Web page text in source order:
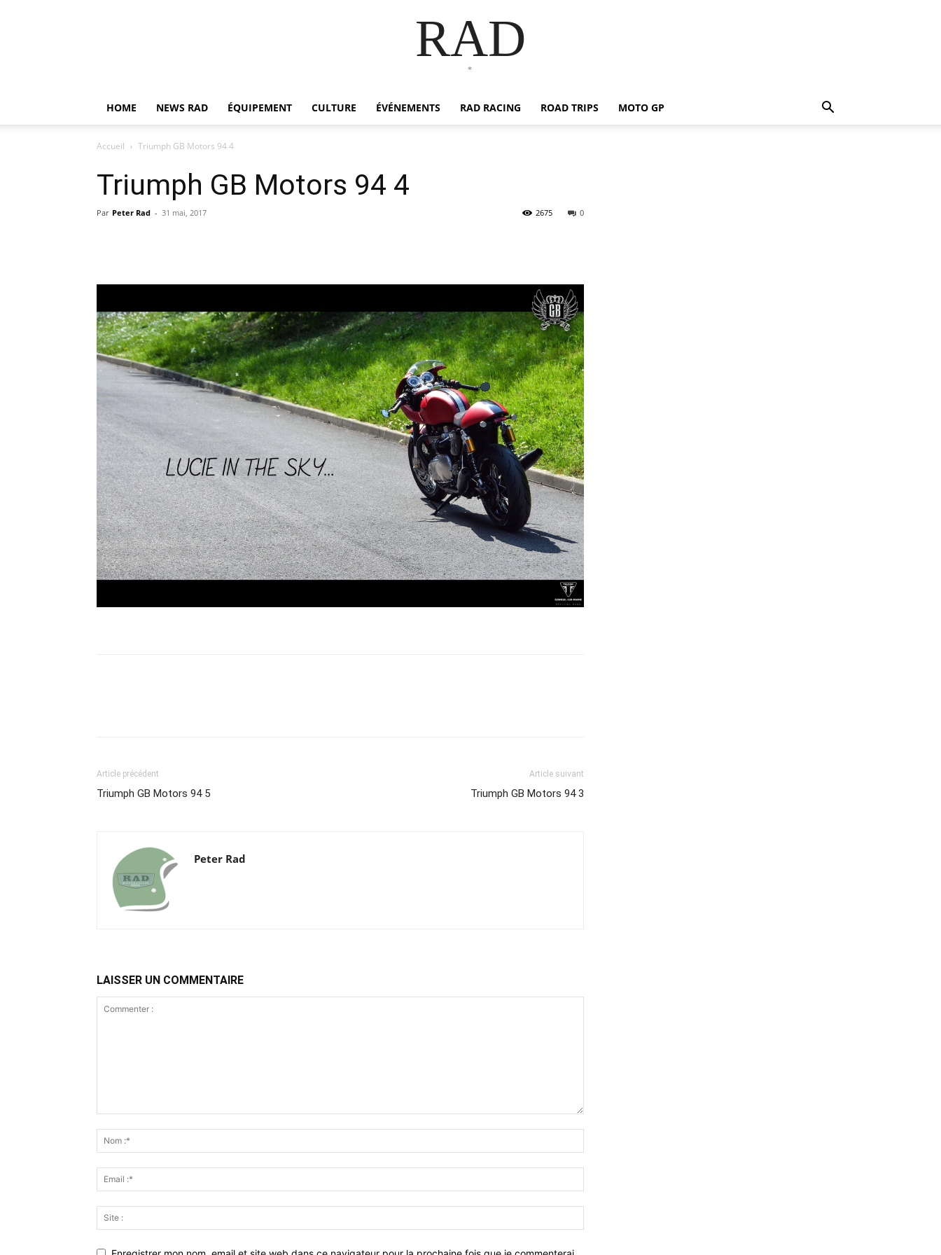
RAD
*
HOME NEWS RAD ÉQUIPEMENT CULTURE ÉVÉNEMENTS RAD RACING ROAD TRIPS MOTO GP
Accueil Triumph GB Motors 94 4
Triumph GB Motors 94 4
Par Peter Rad - 31 mai, 2017 0
2675
Article précédent
Triumph GB Motors 94 5
Article suivant
Triumph GB Motors 94 3
Peter Rad
LAISSER UN COMMENTAIRE